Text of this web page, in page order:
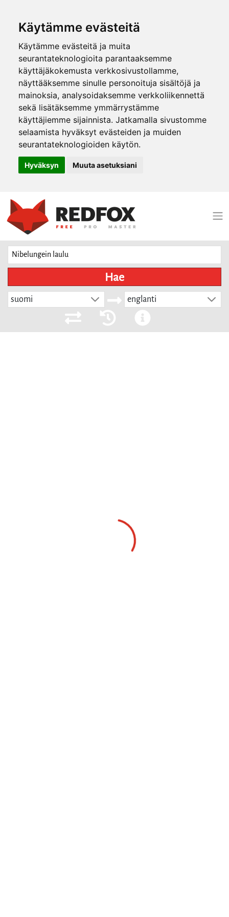
Käytämme evästeitä
Käytämme evästeitä ja muita
seurantateknologioita parantaaksemme
käyttäjäkokemusta verkkosivustollamme,
näyttääksemme sinulle personoituja sisältöjä ja
mainoksia, analysoidaksemme verkkoliikennettä
sekä lisätäksemme ymmärrystämme
käyttäjiemme sijainnista. Jatkamalla sivustomme
selaamista hyväksyt evästeiden ja muiden
seurantateknologioiden käytön.
Hyväksyn Muuta asetuksiani
Hae
suomi englanti